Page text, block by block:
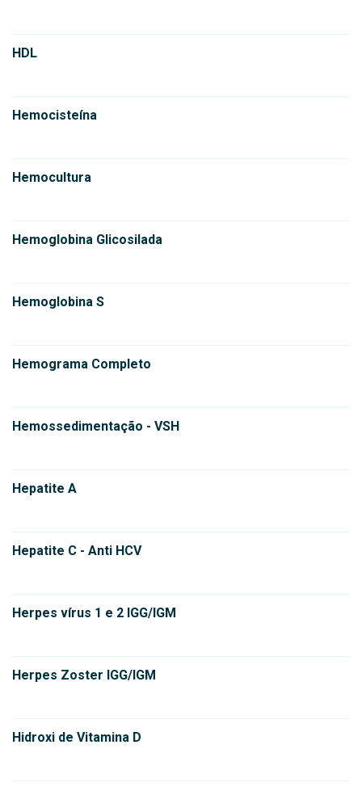
HDL
Hemocisteína
Hemocultura
Hemoglobina Glicosilada
Hemoglobina S
Hemograma Completo
Hemossedimentação - VSH
Hepatite A
Hepatite C - Anti HCV
Herpes vírus 1 e 2 IGG/IGM
Herpes Zoster IGG/IGM
Hidroxi de Vitamina D